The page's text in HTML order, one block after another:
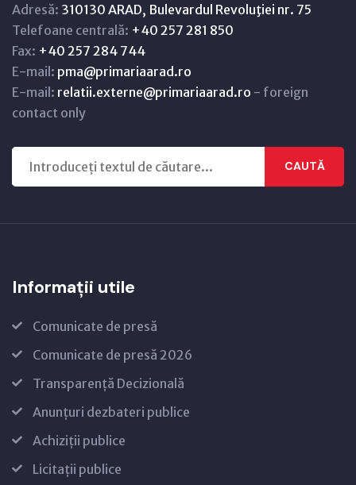
Adresă: 310130 ARAD, Bulevardul Revoluţiei nr. 75
Telefoane centrală: +40 257 281 850
Fax: +40 257 284 744
E-mail: pma@primariaarad.ro
E-mail: relatii.externe@primariaarad.ro - foreign
contact only
CAUTĂ
Informații utile
Comunicate de presă
Comunicate de presă 2026
Transparență Decizională
Anunțuri dezbateri publice
Achiziții publice
Licitații publice